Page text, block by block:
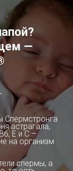
—
Спермcтронга
астрагала,
Е и С –
на организм
спермы, а